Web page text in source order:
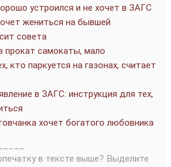
устроился и не хочет в ЗАГС
жениться на бывшей
совета
прокат самокаты, мало
кто паркуется на газонах, считает
в ЗАГС: инструкция для тех,
хочет богатого любовника
в тексте выше? Выделите